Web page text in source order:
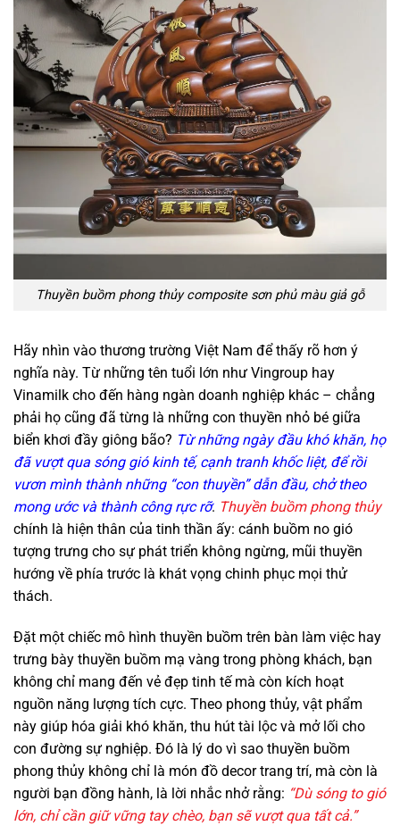
Thuyền buồm phong thủy composite sơn phủ màu giả gỗ
Hãy nhìn vào thương trường Việt Nam để thấy rõ hơn ý
nghĩa này. Từ những tên tuổi lớn như Vingroup hay
Vinamilk cho đến hàng ngàn doanh nghiệp khác – chẳng
phải họ cũng đã từng là những con thuyền nhỏ bé giữa
biển khơi đầy giông bão? Từ những ngày đầu khó khăn, họ
đã vượt qua sóng gió kinh tế, cạnh tranh khốc liệt, để rồi
vươn mình thành những “con thuyền” dẫn đầu, chở theo
mong ước và thành công rực rỡ. Thuyền buồm phong thủy
chính là hiện thân của tinh thần ấy: cánh buồm no gió
tượng trưng cho sự phát triển không ngừng, mũi thuyền
hướng về phía trước là khát vọng chinh phục mọi thử
thách.
Đặt một chiếc mô hình thuyền buồm trên bàn làm việc hay
trưng bày thuyền buồm mạ vàng trong phòng khách, bạn
không chỉ mang đến vẻ đẹp tinh tế mà còn kích hoạt
nguồn năng lượng tích cực. Theo phong thủy, vật phẩm
này giúp hóa giải khó khăn, thu hút tài lộc và mở lối cho
con đường sự nghiệp. Đó là lý do vì sao thuyền buồm
phong thủy không chỉ là món đồ decor trang trí, mà còn là
người bạn đồng hành, là lời nhắc nhở rằng: “Dù sóng to gió
lớn, chỉ cần giữ vững tay chèo, bạn sẽ vượt qua tất cả.”